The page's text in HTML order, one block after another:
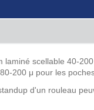
laminé scellable 40-
200 μ pour les
d'un rouleau